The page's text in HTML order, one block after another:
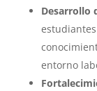
Desarrollo
entorno